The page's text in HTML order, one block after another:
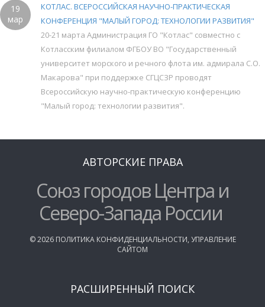
19
мар
КОТЛАС. ВСЕРОССИЙСКАЯ НАУЧНО-ПРАКТИЧЕСКАЯ
КОНФЕРЕНЦИЯ "МАЛЫЙ ГОРОД: ТЕХНОЛОГИИ РАЗВИТИЯ"
20-21 марта Администрация ГО "Котлас" совместно с
Котласским филиалом ФГБОУ ВО "Государственный
университет морского и речного флота им. адмирала С.О.
Макарова" при поддержке СГЦСЗР проводят
Всероссийскую научно-практическую конференцию
"Малый город: технологии развития".
АВТОРСКИЕ ПРАВА
Союз городов Центра и
Северо-Запада России
©2026 ПОЛИТИКА КОНФИДЕНЦИАЛЬНОСТИ, УПРАВЛЕНИЕ
САЙТОМ
РАСШИРЕННЫЙ ПОИСК